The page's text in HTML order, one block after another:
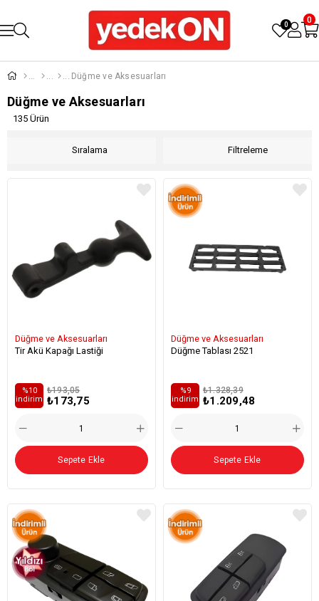
0 0
Düğme ve Aksesuarları
Düğme ve Aksesuarları
Filtreleme
Sıralama
135 Ürün
Düğme ve Aksesuarları
Tir Akü Kapağı Lastiği
₺173,75
₺193,05
%10
i̇ndirim
Sepete Ekle
Düğme ve Aksesuarları
Düğme Tablası 2521
₺1.209,48
₺1.328,39
%9
i̇ndirim
Sepete Ekle